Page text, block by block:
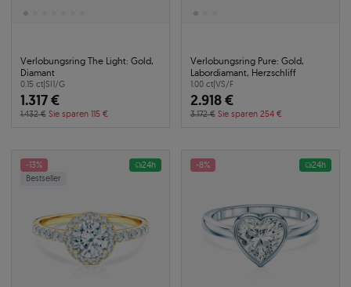
Verlobungsring The Light: Gold,
Diamant
0.15 ct|SI1/G
1.317 €
1.432 € Sie sparen 115 €
Verlobungsring Pure: Gold,
Labordiamant, Herzschliff
1.00 ct|VS/F
2.918 €
3.172 € Sie sparen 254 €
-13%
Bestseller
24h -8% 24h